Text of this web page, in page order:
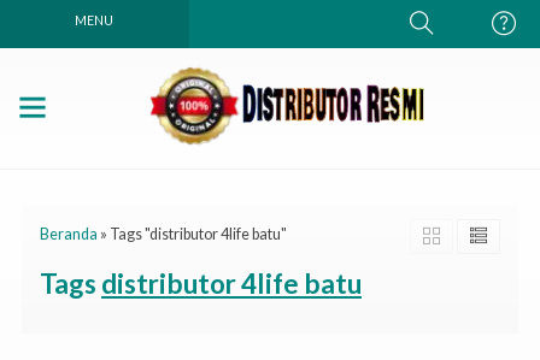
MENU
Beranda » Tags "distributor 4life batu"
Tags distributor 4life batu